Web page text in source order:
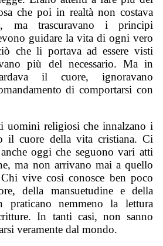
che poi in realtà non costava
ma trascuravano i principi
guidare la vita di ogni vero
che li portava ad essere visti
più del necessario. Ma in
il cuore, ignoravano
di comportarsi con
uomini religiosi che innalzano i
il cuore della vita cristiana. Ci
oggi che seguono vari atti
ma non arrivano mai a quello
vive così conosce ben poco
della mansuetudine e della
nemmeno la lettura
In tanti casi, non sanno
veramente dal mondo.